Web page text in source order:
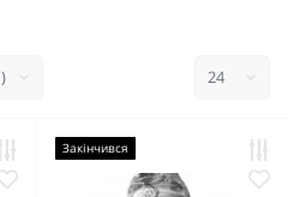
Закінчився